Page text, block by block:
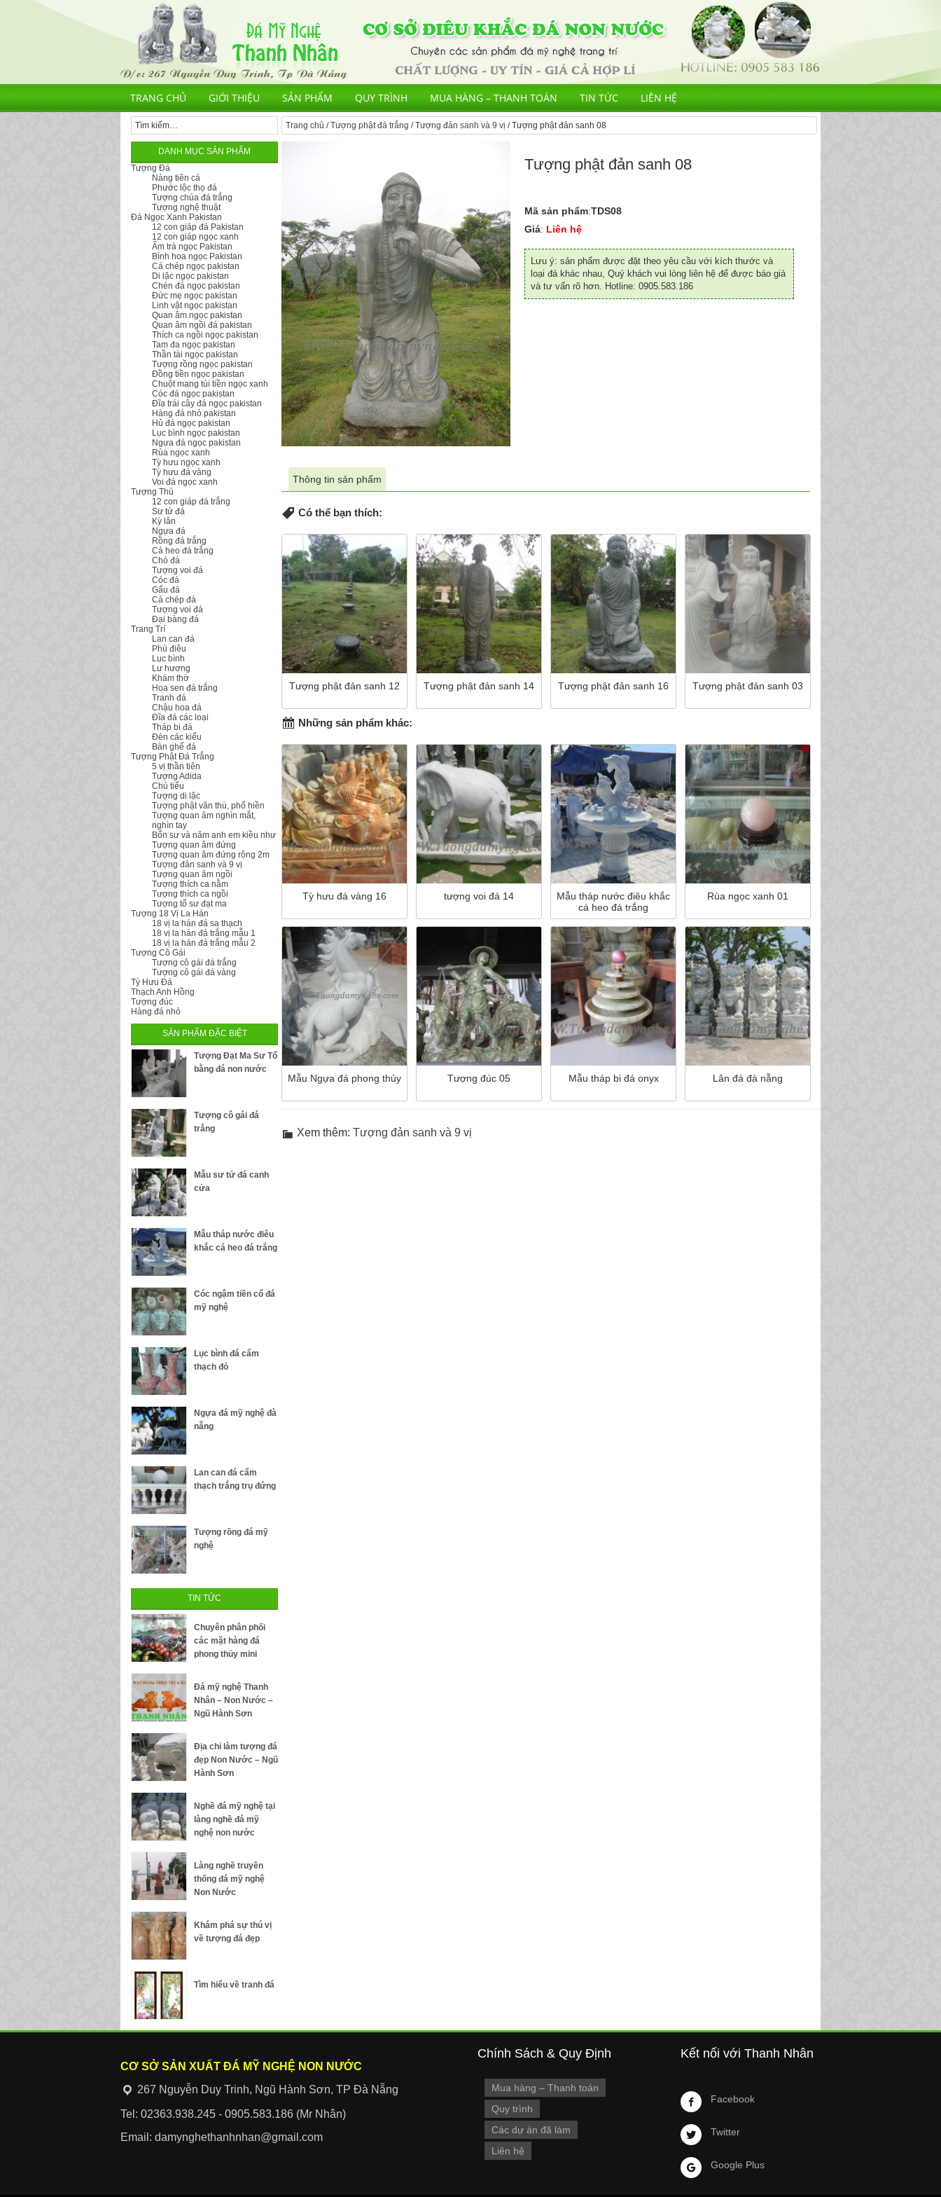
TRANG CHỦ GIỚI THIỆU SẢN PHẨM QUY TRÌNH MUA HÀNG – THANH TOÁN TIN TỨC LIÊN HỆ
Trang chủ /Tượng phật đá trắng /Tượng đản sanh và 9 vị / Tượng phật đản sanh 08
Tượng phật đản sanh 08
Mã sản phẩm:TDS08
Giá: Liên hệ
Lưu ý: sản phẩm được đặt theo yêu cầu với kích thước và
loại đá khác nhau, Quý khách vui lòng liên hệ để được báo giá
và tư vấn rõ hơn. Hotline: 0905.583.186
Thông tin sản phẩm
Có thể bạn thích:
Tượng phật đản sanh 12 Tượng phật đản sanh 14 Tượng phật đản sanh 16 Tượng phật đản sanh 03
Những sản phẩm khác:
Tỳ hưu đá vàng 16 tượng voi đá 14
Mẫu tháp nước điêu khắc
cá heo đá trắng
Rùa ngọc xanh 01
Mẫu Ngựa đá phong thủy Tượng đúc 05 Mẫu tháp bi đá onyx Lân đá đà nẵng
Xem thêm: Tượng đản sanh và 9 vị
DANH MỤC SẢN PHẨM
Tượng Đá
Nàng tiên cá
Phước lộc thọ đá
Tượng chúa đá trắng
Tượng nghệ thuật
Đá Ngọc Xanh Pakistan
12 con giáp đá Pakistan
12 con giáp ngọc xanh
Ấm trà ngọc Pakistan
Bình hoa ngọc Pakistan
Cá chép ngọc pakistan
Di lặc ngọc pakistan
Chén đá ngọc pakistan
Đức mẹ ngọc pakistan
Linh vật ngọc pakistan
Quan âm ngọc pakistan
Quan âm ngồi đá pakistan
Thích ca ngồi ngọc pakistan
Tam đa ngọc pakistan
Thần tài ngọc pakistan
Tượng rồng ngọc pakistan
Đồng tiền ngọc pakistan
Chuột mang túi tiền ngọc xanh
Cóc đá ngọc pakistan
Đĩa trái cây đá ngọc pakistan
Hàng đá nhỏ pakistan
Hủ đá ngọc pakistan
Lục bình ngọc pakistan
Ngựa đá ngọc pakistan
Rùa ngọc xanh
Tỳ hưu ngọc xanh
Tỳ hưu đá vàng
Voi đá ngọc xanh
Tượng Thú
12 con giáp đá trắng
Sư tử đá
Kỳ lân
Ngựa đá
Rồng đá trắng
Cá heo đá trắng
Chó đá
Tượng voi đá
Cóc đá
Gấu đá
Cá chép đá
Tượng voi đá
Đại bàng đá
Trang Trí
Lan can đá
Phù điêu
Lục bình
Lư hương
Khám thờ
Hoa sen đá trắng
Tranh đá
Chậu hoa đá
Đĩa đá các loại
Tháp bi đá
Đèn các kiểu
Bàn ghế đá
Tượng Phật Đá Trắng
5 vị thần tiên
Tượng Adida
Chú tiểu
Tượng di lặc
Tượng phật văn thù, phổ hiền
Tượng quan âm nghìn mắt,
nghìn tay
Bổn sư và năm anh em kiều như
Tượng quan âm đứng
Tượng quan âm đứng rộng 2m
Tượng đản sanh và 9 vị
Tượng quan âm ngồi
Tượng thích ca nằm
Tượng thích ca ngồi
Tượng tổ sư đạt ma
Tượng 18 Vị La Hán
18 vị la hán đá sa thạch
18 vị la hán đá trắng mẫu 1
18 vị la hán đá trắng mẫu 2
Tượng Cô Gái
Tượng cô gái đá trắng
Tượng cô gái đá vàng
Tỳ Hưu Đá
Thạch Anh Hồng
Tượng đúc
Hàng đá nhỏ
SẢN PHẨM ĐẶC BIỆT
Tượng Đạt Ma Sư Tổ
bằng đá non nước
Tượng cô gái đá
trắng
Mẫu sư tử đá canh
cửa
Mẫu tháp nước điêu
khắc cá heo đá trắng
Cóc ngậm tiền cổ đá
mỹ nghệ
Lục bình đá cẩm
thạch đỏ
Ngựa đá mỹ nghệ đà
nẵng
Lan can đá cẩm
thạch trắng trụ đứng
Tượng rồng đá mỹ
nghệ
TIN TỨC
Chuyên phân phối
các mặt hàng đá
phong thủy mini
Đá mỹ nghệ Thanh
Nhân – Non Nước –
Ngũ Hành Sơn
Địa chỉ làm tượng đá
đẹp Non Nước – Ngũ
Hành Sơn
Nghề đá mỹ nghệ tại
làng nghề đá mỹ
nghệ non nước
Làng nghề truyền
thống đá mỹ nghệ
Non Nước
Khám phá sự thú vị
về tượng đá đẹp
Tìm hiểu về tranh đá
CƠ SỞ SẢN XUẤT ĐÁ MỸ NGHỆ NON NƯỚC
267 Nguyễn Duy Trinh, Ngũ Hành Sơn, TP Đà Nẵng
Tel: 02363.938.245 - 0905.583.186 (Mr Nhân)
Email: damynghethanhnhan@gmail.com
Chính Sách & Quy Định
Mua hàng – Thanh toán
Quy trình
Các dự án đã làm
Liên hệ
Kết nối với Thanh Nhân
Facebook
Twitter
Google Plus